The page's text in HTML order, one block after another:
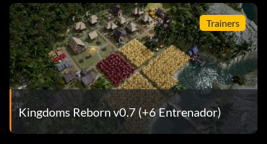
Trainers
Kingdoms Reborn v0.7 (+6 Entrenador)